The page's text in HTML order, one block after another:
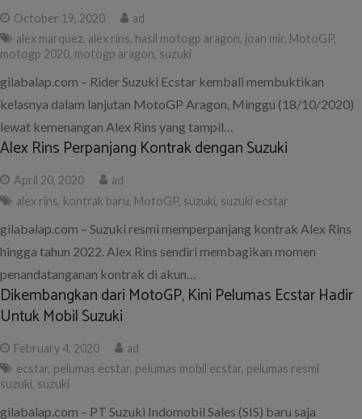
October 19, 2020
ad
alex marquez, alex rins, hasil motogp aragon, joan mir, MotoGP,
motogp 2020, motogp aragon, suzuki
gilabalap.com – Rider Suzuki Ecstar kembali membuktikan
kelasnya dalam lanjutan MotoGP Aragon, Minggu (18/10/2020)
lewat kemenangan Alex Rins yang tampil…
Alex Rins Perpanjang Kontrak dengan Suzuki
April 20, 2020
ad
alex rins, kontrak baru, MotoGP, suzuki, suzuki ecstar
gilabalap.com – Suzuki resmi memperpanjang kontrak Alex Rins
hingga tahun 2022. Alex Rins sendiri membagikan momen
penandatanganan kontrak di akun…
Dikembangkan dari MotoGP, Kini Pelumas Ecstar Hadir
Untuk Mobil Suzuki
February 4, 2020
ad
ecstar, pelumas ecstar, pelumas mobil ecstar, pelumas resmi
suzuki, suzuki
gilabalap.com – PT Suzuki Indomobil Sales (SIS) baru saja